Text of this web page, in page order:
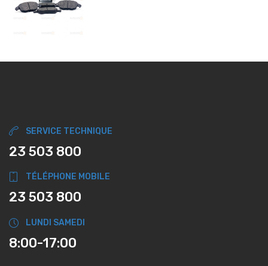
SERVICE TECHNIQUE
23 503 800
TÉLÉPHONE MOBILE
23 503 800
LUNDI SAMEDI
8:00-17:00